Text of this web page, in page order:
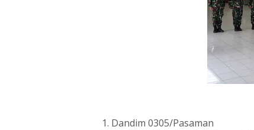
1. Dandim 0305/Pasaman